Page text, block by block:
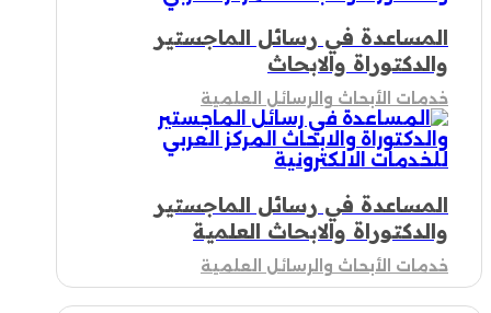
المساعدة في رسائل الماجستير
والدكتوراة والابحاث
خدمات الأبحاث والرسائل العلمية
المساعدة في رسائل الماجستير
والدكتوراة والابحاث العلمية
خدمات الأبحاث والرسائل العلمية